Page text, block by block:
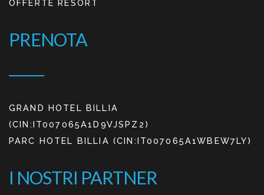
OFFERTE RESORT
PRENOTA
GRAND HOTEL BILLIA
(CIN:IT007065A1D9VJSPZ2)
PARC HOTEL BILLIA (CIN:IT007065A1WBEW7LY)
I NOSTRI PARTNER